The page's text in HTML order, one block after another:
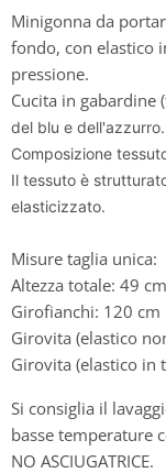
Minigonna da
fondo, con elastico
pressione.
Cucita in gabardine
del blu e dell'azzurro.
Composizione
Il tessuto è
elasticizzato.
Misure taglia unica:
Altezza totale: 49 cm
Girofianchi: 120 cm
Girovita (elastico
Girovita (elastico in
Si consiglia il
basse temperature
NO ASCIUGATRICE.